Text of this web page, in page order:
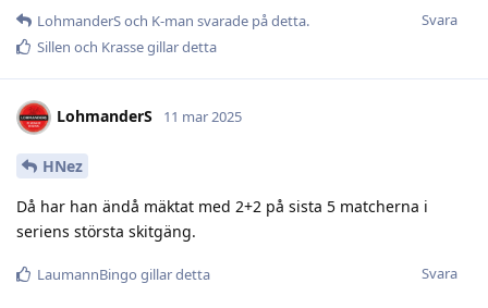
Svara
LohmanderSoch K-man svarade på detta.
Sillen och Krassegillar detta
LohmanderS 11 mar 2025
HNez
Då har han ändå mäktat med 2+2 på sista 5 matcherna i
seriens största skitgäng.
Svara
LaumannBingo gillar detta